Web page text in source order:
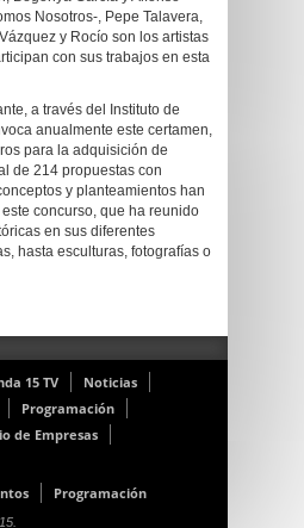
Nosotros-, Pepe Talavera,
y Rocío son los artistas
con sus trabajos en esta
a través del Instituto de
anualmente este certamen,
para la adquisición de
de 214 propuestas con
y planteamientos han
concurso, que ha reunido
en sus diferentes
hasta esculturas, fotografías o
15 TV
Noticias
Programación
de Empresas
Programación